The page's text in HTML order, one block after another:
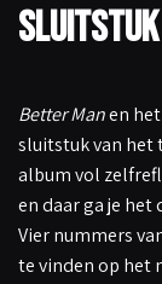
Sluitstuk
Better Manen
sluitstuk van het
album vol
en daar ga je
Vier nummers
te vinden op het